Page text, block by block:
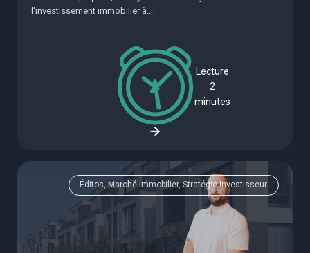
l'investissement immobilier à...
Lecture
2
minutes
Éditos, Marché immobilier, Stratégie investisseur